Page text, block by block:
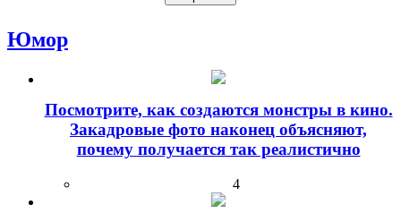
Юмор
Посмотрите, как создаются монстры в кино.
Закадровые фото наконец объясняют,
почему получается так реалистично
4